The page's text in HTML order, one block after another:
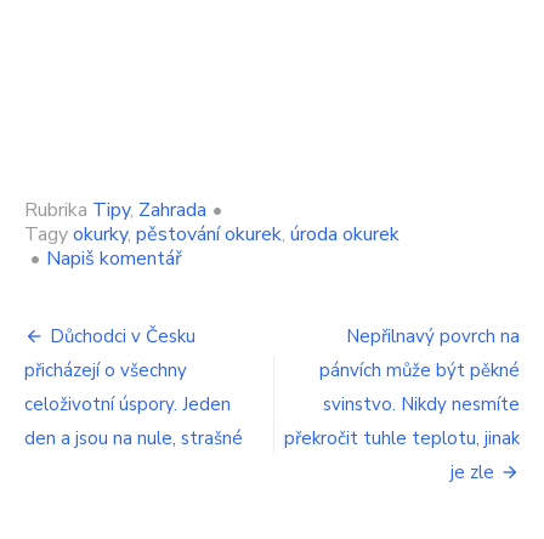
Rubrika Tipy, Zahrada •
Tagyokurky, pěstování okurek, úroda okurek
• Napiš komentářon
přišli
skvělý
trik
při
pěstování
Navigace
pro
příspěvek
Důchodci v Česku
přicházejí o všechny
celoživotní úspory. Jeden
den a jsou na nule, strašné
Nepřilnavý povrch na
pánvích může být pěkné
svinstvo. Nikdy nesmíte
překročit tuhle teplotu, jinak
je zle